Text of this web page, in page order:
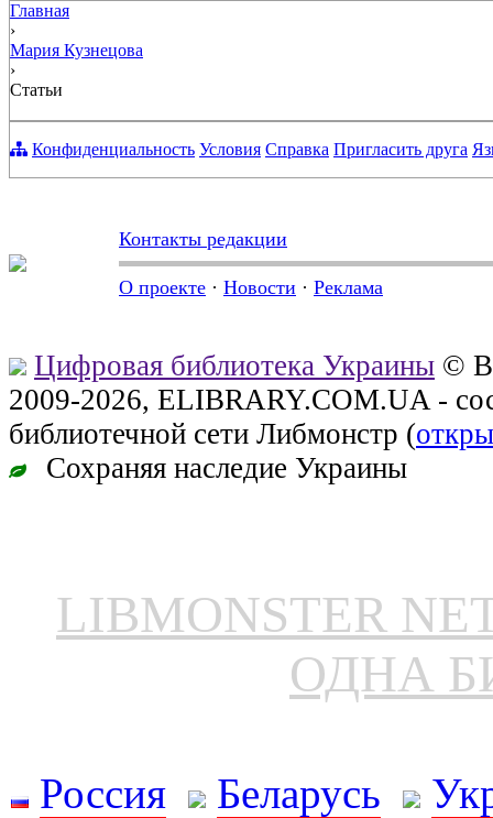
Главная
›
Мария Кузнецова
›
Статьи
Конфиденциальность Условия Справка Пригласить друга
Контакты редакции
О проекте · Новости · Реклама
Цифровая библиотека Украины ©
2009-2026, ELIBRARY.COM.UA -
библиотечной сети Либмонстр (
Сохраняя наследие Украины
LIBMONSTER
ОДНА
Россия Беларусь